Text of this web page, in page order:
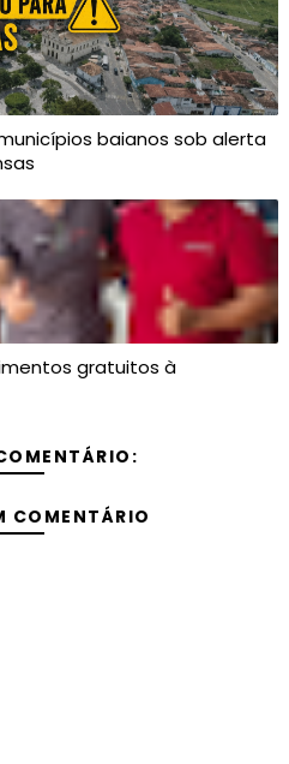
baianos sob alerta
gratuitos à
COMENTÁRIO